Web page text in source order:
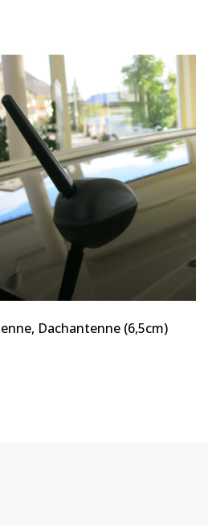
Dachantenne (6,5cm)